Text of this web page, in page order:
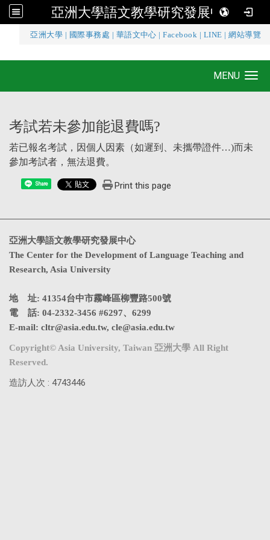
亞洲大學語文教學研究發展中心
亞洲大學 國際事務處 華語文中心 |Facebook LINE |網站導覽
亞洲大學語文教學研究發展中心
MENU
考試若未參加能退費嗎?
若已報名考試，因個人因素（如遲到、未攜帶證件…)而未
參加考試者，無法退費。
Share Print this page
亞洲大學語文教學研究發展中心
The Center for the Development of Language Teaching and
Research, Asia University
地 址: 41354台中市霧峰區柳豐路500號
電 話: 04-2332-3456 #6297、6299
E-mail: cltr@asia.edu.tw, cle@asia.edu.tw
Copyright© Asia University, Taiwan 亞洲大學 All Right
Reserved.
造訪人次 : 4743446